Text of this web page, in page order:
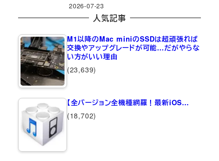
2026-07-23
人気記事
M1以降のMac miniのSSDは超頑張れば
交換やアップグレードが可能…だがやらな
い方がいい理由
(23,639)
【全バージョン全機種網羅！最新iOS…
(18,702)